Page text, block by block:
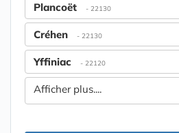
Plancoët - 22130
Créhen - 22130
Yffiniac - 22120
Afficher plus....